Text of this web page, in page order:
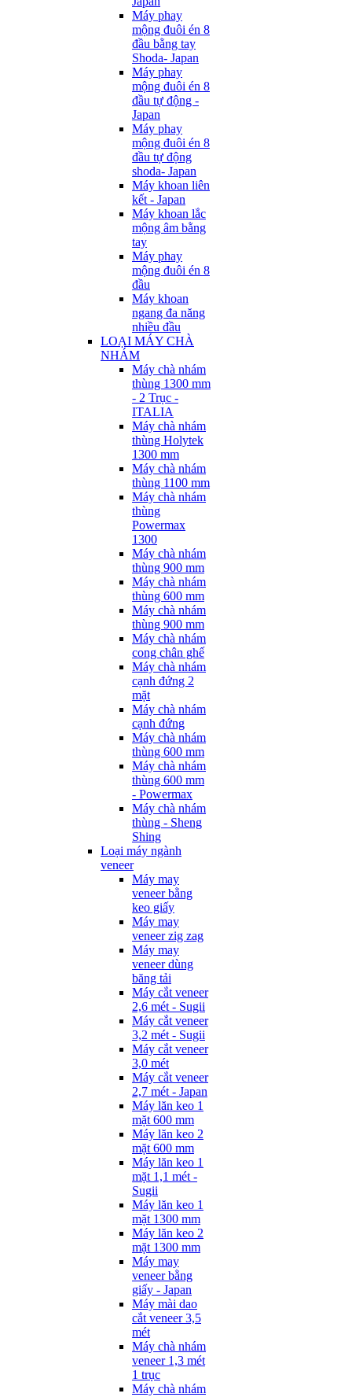
Máy phay
mộng đuôi én 8
đầu bằng tay
Shoda- Japan
Máy phay
mộng đuôi én 8
đầu tự động -
Japan
Máy phay
mộng đuôi én 8
đầu tự động
shoda- Japan
Máy khoan liên
kết - Japan
Máy khoan lắc
mộng âm bằng
tay
Máy phay
mộng đuôi én 8
đầu
Máy khoan
ngang đa năng
nhiều đầu
LOẠI MÁY CHÀ
NHÁM
Máy chà nhám
thùng 1300 mm
- 2 Trục -
ITALIA
Máy chà nhám
thùng Holytek
1300 mm
Máy chà nhám
thùng 1100 mm
Máy chà nhám
thùng
Powermax
1300
Máy chà nhám
thùng 900 mm
Máy chà nhám
thùng 600 mm
Máy chà nhám
thùng 900 mm
Máy chà nhám
cong chân ghế
Máy chà nhám
cạnh đứng 2
mặt
Máy chà nhám
cạnh đứng
Máy chà nhám
thùng 600 mm
Máy chà nhám
thùng 600 mm
- Powermax
Máy chà nhám
thùng - Sheng
Shing
Loại máy ngành
veneer
Máy may
veneer bằng
keo giấy
Máy may
veneer zig zag
Máy may
veneer dùng
băng tải
Máy cắt veneer
2,6 mét - Sugii
Máy cắt veneer
3,2 mét - Sugii
Máy cắt veneer
3,0 mét
Máy cắt veneer
2,7 mét - Japan
Máy lăn keo 1
mặt 600 mm
Máy lăn keo 2
mặt 600 mm
Máy lăn keo 1
mặt 1,1 mét -
Sugii
Máy lăn keo 1
mặt 1300 mm
Máy lăn keo 2
mặt 1300 mm
Máy may
veneer bằng
giấy - Japan
Máy mài dao
cắt veneer 3,5
mét
Máy chà nhám
veneer 1,3 mét
1 trục
Máy chà nhám